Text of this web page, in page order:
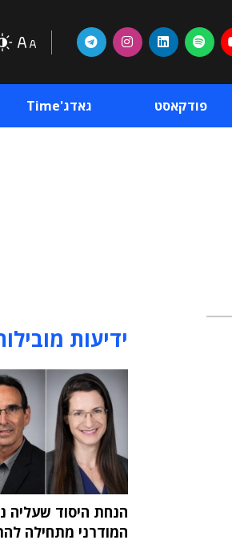
פודקאסט גאדג'Time
ידיעות
הנחת היסוד שעליה
המודרני מתחילה